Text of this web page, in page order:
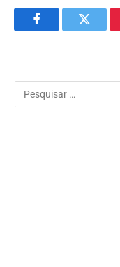
FacebookTwitter